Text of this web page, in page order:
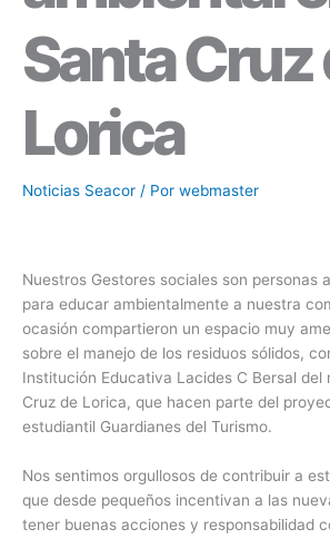
Santa Cruz
Lorica
Noticias Seacor / Por webmaster
Nuestros Gestores sociales son personas
para educar ambientalmente a nuestra
ocasión compartieron un espacio muy
sobre el manejo de los residuos sólidos,
Institución Educativa Lacides C Bersal del
Cruz de Lorica, que hacen parte del
estudiantil Guardianes del Turismo.
Nos sentimos orgullosos de contribuir a
que desde pequeños incentivan a las
tener buenas acciones y responsabilidad